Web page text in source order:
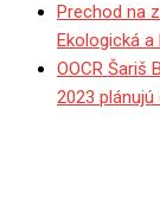
Prechod na
Ekologická
OOCR Šariš
2023